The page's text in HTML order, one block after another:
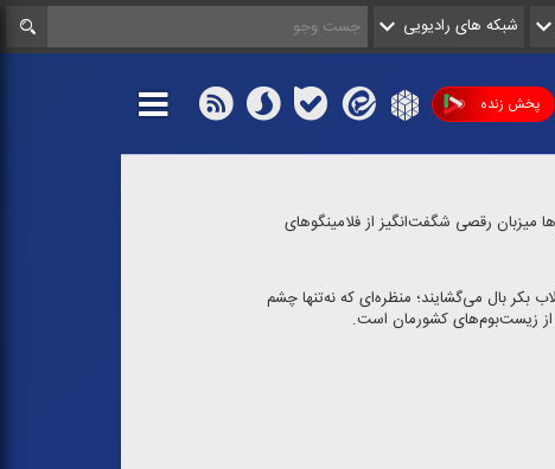
شبکه های رادیویی
پخش زنده
میزبان رقصی شگفت‌انگیز از فلامینگوهای
بكر بال می‌گشایند؛ منظره‌ای كه نه‌تنها چشم
از زیست‌بوم‌های كشورمان است.